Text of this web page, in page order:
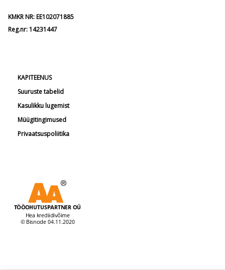
KMKR NR: EE102071885
Reg.nr: 14231447
KAPITEENUS
Suuruste tabelid
Kasulikku lugemist
Müügitingimused
Privaatsuspoliitika